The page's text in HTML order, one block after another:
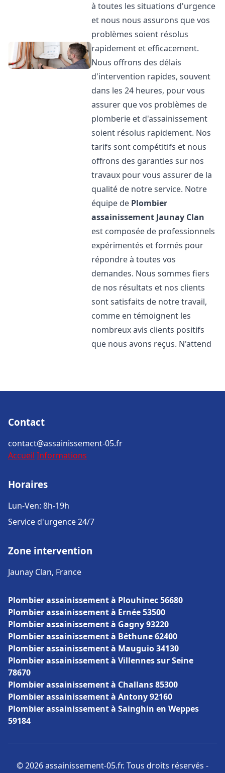
à toutes les situations d'urgence
et nous nous assurons que vos
problèmes soient résolus
rapidement et efficacement.
Nous offrons des délais
d'intervention rapides, souvent
dans les 24 heures, pour vous
assurer que vos problèmes de
plomberie et d'assainissement
soient résolus rapidement. Nos
tarifs sont compétitifs et nous
offrons des garanties sur nos
travaux pour vous assurer de la
qualité de notre service. Notre
équipe de Plombier
assainissement Jaunay Clan
est composée de professionnels
expérimentés et formés pour
répondre à toutes vos
demandes. Nous sommes fiers
de nos résultats et nos clients
sont satisfaits de notre travail,
comme en témoignent les
nombreux avis clients positifs
que nous avons reçus. N'attend
Contact
contact@assainissement-05.fr
Accueil Informations
Horaires
Lun-Ven: 8h-19h
Service d'urgence 24/7
Zone intervention
Jaunay Clan, France
Plombier assainissement à Plouhinec 56680
Plombier assainissement à Ernée 53500
Plombier assainissement à Gagny 93220
Plombier assainissement à Béthune 62400
Plombier assainissement à Mauguio 34130
Plombier assainissement à Villennes sur Seine
78670
Plombier assainissement à Challans 85300
Plombier assainissement à Antony 92160
Plombier assainissement à Sainghin en Weppes
59184
© 2026 assainissement-05.fr. Tous droits réservés -